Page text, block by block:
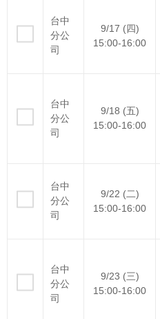
台中
分公
司
9/17 (四)
15:00-16:00
台中
分公
司
9/18 (五)
15:00-16:00
台中
分公
司
9/22 (二)
15:00-16:00
台中
分公
司
9/23 (三)
15:00-16:00